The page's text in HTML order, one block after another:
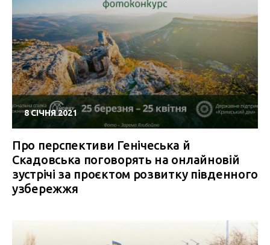
8 СІЧНЯ 2021
Про перспективи Генічеська й
Скадовська поговорять на онлайновій
зустрічі за проєктом розвитку південного
узбережжя